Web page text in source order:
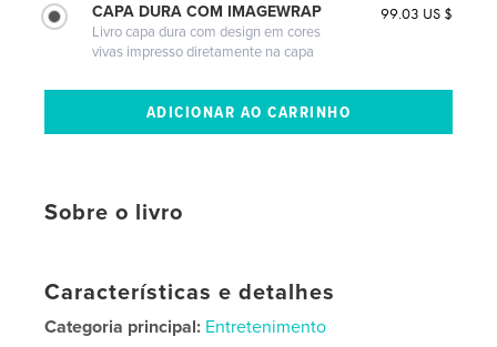
CAPA DURA COM IMAGEWRAP
Livro capa dura com design em cores
vivas impresso diretamente na capa
99.03 US $
Sobre o livro
Características e detalhes
Categoria principal: Entretenimento